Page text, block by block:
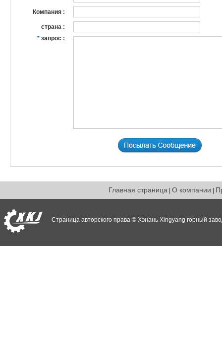
Компания :
страна :
* запрос :
Главная страница| О компании
Страница авторского права © Хэнань Xingyang горный